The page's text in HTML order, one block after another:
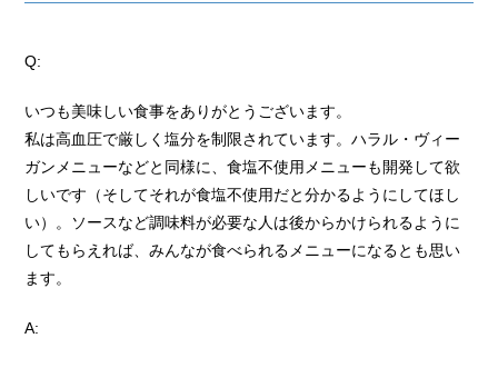
Q:
いつも美味しい食事をありがとうございます。
私は高血圧で厳しく塩分を制限されています。ハラル・ヴィー
ガンメニューなどと同様に、食塩不使用メニューも開発して欲
しいです（そしてそれが食塩不使用だと分かるようにしてほし
い）。ソースなど調味料が必要な人は後からかけられるように
してもらえれば、みんなが食べられるメニューになるとも思い
ます。
A: